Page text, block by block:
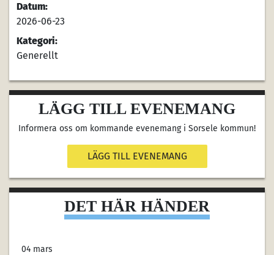
Datum:
2026-06-23
Kategori:
Generellt
LÄGG TILL EVENEMANG
Informera oss om kommande evenemang i Sorsele kommun!
LÄGG TILL EVENEMANG
DET HÄR HÄNDER
04 mars